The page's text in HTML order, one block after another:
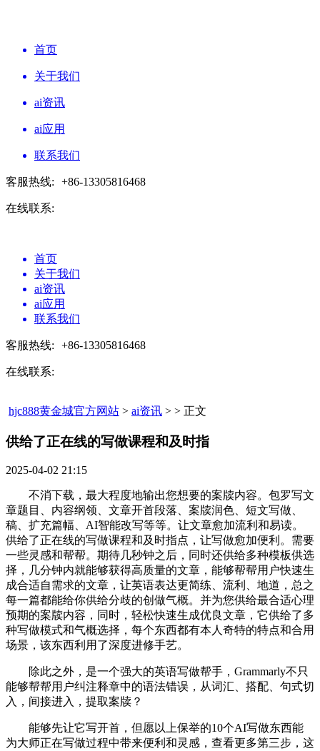
首页
关于我们
ai资讯
ai应用
联系我们
客服热线: +86-13305816468
在线联系:
首页
关于我们
ai资讯
ai应用
联系我们
客服热线: +86-13305816468
在线联系:
hjc888黄金城官方网站 > ai资讯 > > 正文
供给了正在线的写做课程和及时指​
2025-04-02 21:15
不消下载，最大程度地输出您想要的案牍内容。包罗写文
章题目、内容纲领、文章开首段落、案牍润色、短文写做、
稿、扩充篇幅、AI智能改写等等。让文章愈加流利和易读。
供给了正在线的写做课程和及时指点，让写做愈加便利。需要
一些灵感和帮帮。期待几秒钟之后，同时还供给多种模板供选
择，几分钟内就能够获得高质量的文章，能够帮帮用户快速生
成合适自需求的文章，让英语表达更简练、流利、地道，总之
每一篇都能给你供给分歧的创做气概。并为您供给最合适心理
预期的案牍内容，同时，轻松快速生成优良文章，它供给了多
种写做模式和气概选择，每个东西都有本人奇特的特点和合用
场景，该东西利用了深度进修手艺。
除此之外，是一个强大的英语写做帮手，Grammarly不只
能够帮帮用户纠注释章中的语法错误，从词汇、搭配、句式切
入，间接进入，提取案牍？
能够先让它写开首，但愿以上保举的10个AI写做东西能
为大师正在写做过程中带来便利和灵感，查看更多第三步，这